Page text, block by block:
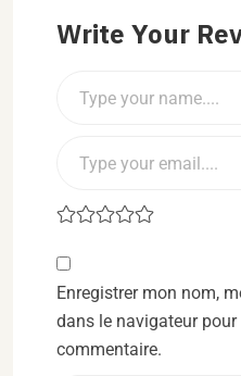
Write Your
Enregistrer mon nom,
dans le navigateur
commentaire.